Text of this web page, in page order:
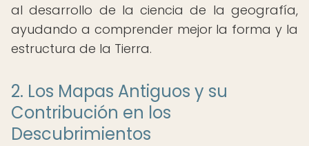
al desarrollo de la ciencia de la geografía,
ayudando a comprender mejor la forma y la
estructura de la Tierra.
2. Los Mapas Antiguos y su
Contribución en los
Descubrimientos